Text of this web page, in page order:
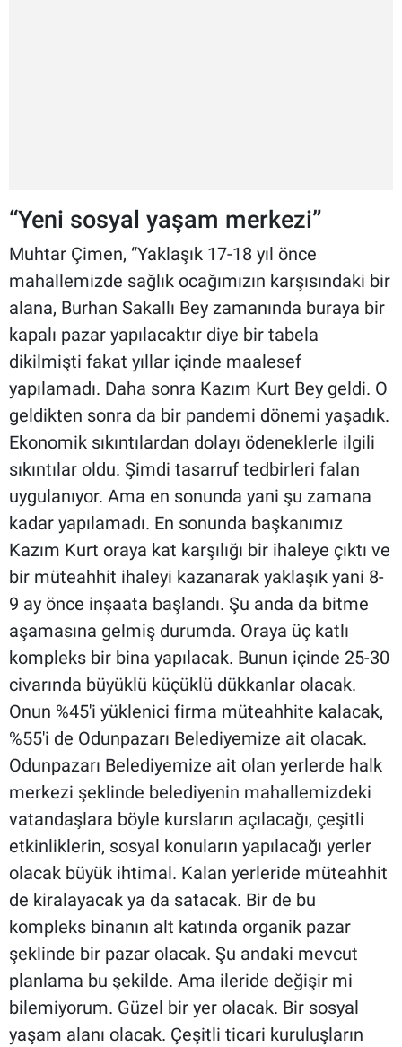
“Yeni sosyal yaşam merkezi”
Muhtar Çimen, “Yaklaşık 17-18 yıl önce
mahallemizde sağlık ocağımızın karşısındaki bir
alana, Burhan Sakallı Bey zamanında buraya bir
kapalı pazar yapılacaktır diye bir tabela
dikilmişti fakat yıllar içinde maalesef
yapılamadı. Daha sonra Kazım Kurt Bey geldi. O
geldikten sonra da bir pandemi dönemi yaşadık.
Ekonomik sıkıntılardan dolayı ödeneklerle ilgili
sıkıntılar oldu. Şimdi tasarruf tedbirleri falan
uygulanıyor. Ama en sonunda yani şu zamana
kadar yapılamadı. En sonunda başkanımız
Kazım Kurt oraya kat karşılığı bir ihaleye çıktı ve
bir müteahhit ihaleyi kazanarak yaklaşık yani 8-
9 ay önce inşaata başlandı. Şu anda da bitme
aşamasına gelmiş durumda. Oraya üç katlı
kompleks bir bina yapılacak. Bunun içinde 25-30
civarında büyüklü küçüklü dükkanlar olacak.
Onun %45'i yüklenici firma müteahhite kalacak,
%55'i de Odunpazarı Belediyemize ait olacak.
Odunpazarı Belediyemize ait olan yerlerde halk
merkezi şeklinde belediyenin mahallemizdeki
vatandaşlara böyle kursların açılacağı, çeşitli
etkinliklerin, sosyal konuların yapılacağı yerler
olacak büyük ihtimal. Kalan yerleride müteahhit
de kiralayacak ya da satacak. Bir de bu
kompleks binanın alt katında organik pazar
şeklinde bir pazar olacak. Şu andaki mevcut
planlama bu şekilde. Ama ileride değişir mi
bilemiyorum. Güzel bir yer olacak. Bir sosyal
yaşam alanı olacak. Çeşitli ticari kuruluşların